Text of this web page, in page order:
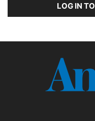
LOG IN